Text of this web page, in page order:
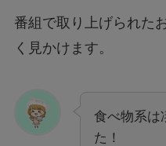
番組で取り上げられた
く見かけます。
食べ物系は
た！